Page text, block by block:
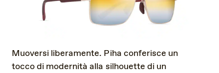
Muoversi liberamente. Piha conferisce un
tocco di modernità alla silhouette di un